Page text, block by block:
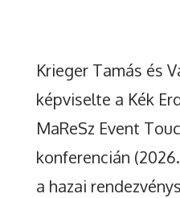
Krieger Tamás és
képviselte a Kék
MaReSz Event
konferencián
a hazai